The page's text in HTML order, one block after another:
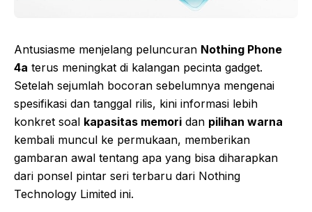
Antusiasme menjelang peluncuran Nothing Phone
4a terus meningkat di kalangan pecinta gadget.
Setelah sejumlah bocoran sebelumnya mengenai
spesifikasi dan tanggal rilis, kini informasi lebih
konkret soal kapasitas memori dan pilihan warna
kembali muncul ke permukaan, memberikan
gambaran awal tentang apa yang bisa diharapkan
dari ponsel pintar seri terbaru dari Nothing
Technology Limited ini.